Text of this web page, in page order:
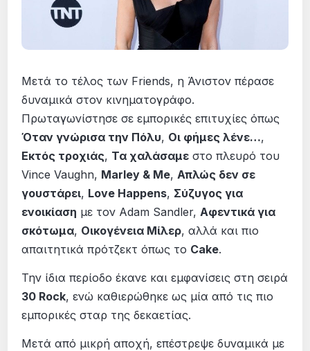
Μετά το τέλος των Friends, η Άνιστον πέρασε
δυναμικά στον κινηματογράφο.
Πρωταγωνίστησε σε εμπορικές επιτυχίες όπως
Όταν γνώρισα την Πόλυ, Οι φήμες λένε…,
Εκτός τροχιάς, Τα χαλάσαμε στο πλευρό του
Vince Vaughn, Marley & Me, Απλώς δεν σε
γουστάρει, Love Happens, Σύζυγος για
ενοικίαση με τον Adam Sandler, Αφεντικά για
σκότωμα, Οικογένεια Μίλερ, αλλά και πιο
απαιτητικά πρότζεκτ όπως το Cake.
Την ίδια περίοδο έκανε και εμφανίσεις στη σειρά
30 Rock, ενώ καθιερώθηκε ως μία από τις πιο
εμπορικές σταρ της δεκαετίας.
Μετά από μικρή αποχή, επέστρεψε δυναμικά με